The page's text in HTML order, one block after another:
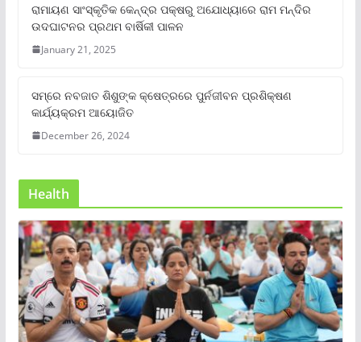
ରାମାୟଣ ସାଂସ୍କୃତିକ କେନ୍ଦ୍ର ପକ୍ଷରୁ ଅଯୋଧ୍ୟାରେ ରାମ ମନ୍ଦିର
ଉଦଘାଟନର ପ୍ରଥମ ବାର୍ଷିକୀ ପାଳନ
January 21, 2025
ସମ୍‌ରେ ନବଜାତ ଶିଶୁଙ୍କ କ୍ଷେତ୍ରରେ ପୁର୍ନଜୀବନ ପ୍ରଶିକ୍ଷଣ
କାର୍ଯ୍ୟକ୍ରମ ଆୟୋଜିତ
December 26, 2024
Health